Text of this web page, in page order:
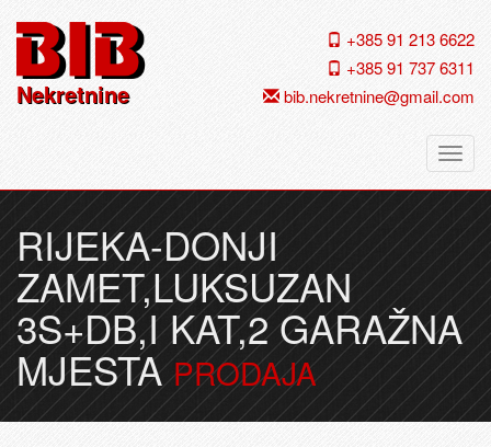
Nekretnine
+385 91 213 6622
+385 91 737 6311
bib.nekretnine@gmail.com
RIJEKA-DONJI
ZAMET,LUKSUZAN
3S+DB,I KAT,2 GARAŽNA
MJESTAPRODAJA